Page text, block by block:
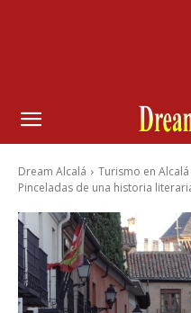
Dream Alcalá Turismo en
Pinceladas de una historia